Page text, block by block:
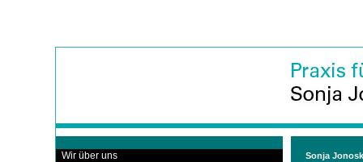
Wir über uns
Sonja